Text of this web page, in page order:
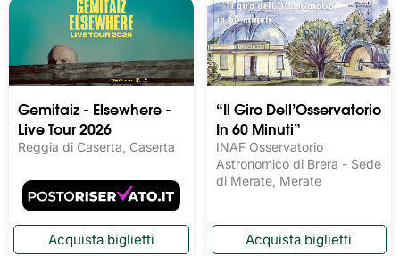
Gemitaiz - Elsewhere -
Live Tour 2026
Reggia di Caserta, Caserta
“Il Giro Dell’Osservatorio
In 60 Minuti”
INAF Osservatorio
Astronomico di Brera - Sede
di Merate, Merate